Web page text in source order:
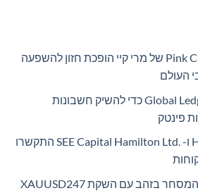
תוכנית Pink Changing Lives®‎ של מרי קיי הופכת חזון להשפעה
העולם
OpenFX רוכשת את Global Ledger כדי להשיק חשבונות
פינטק
Hamilton Reserve Bank ו- SEE Capital Hamilton Ltd.‎ התקשרו